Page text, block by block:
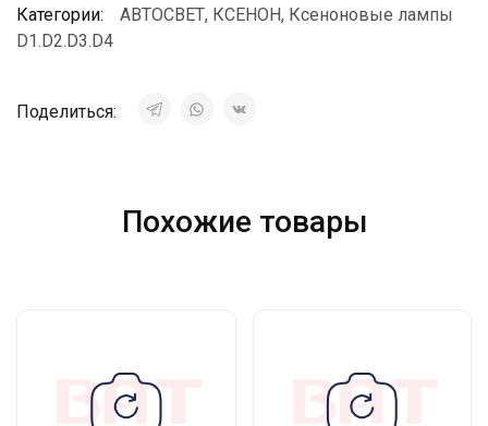
Категории:
АВТОСВЕТ, КСЕНОН, Ксеноновые лампы
D1.D2.D3.D4
Поделиться:
Похожие товары